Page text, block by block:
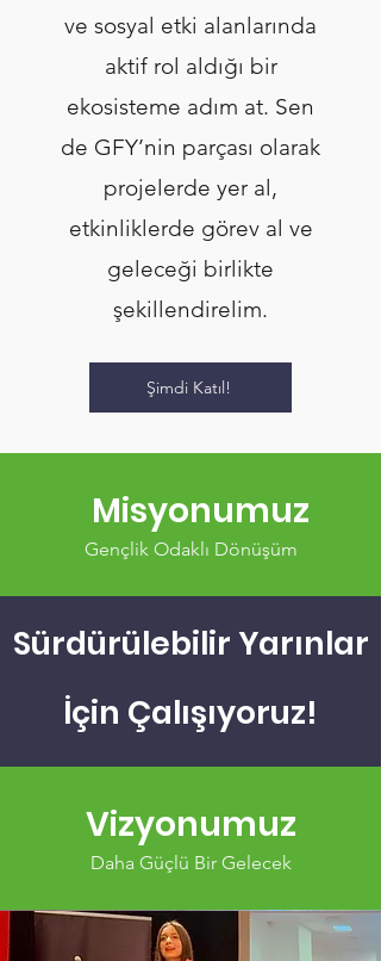
ve sosyal etki alanlarında
aktif rol aldığı bir
ekosisteme adım at. Sen
de GFY’nin parçası olarak
projelerde yer al,
etkinliklerde görev al ve
geleceği birlikte
şekillendirelim.
Şimdi Katıl!
Misyonumuz
Gençlik Odaklı Dönüşüm
Sürdürülebilir Yarınlar
İçin Çalışıyoruz!
Vizyonumuz
Daha Güçlü Bir Gelecek